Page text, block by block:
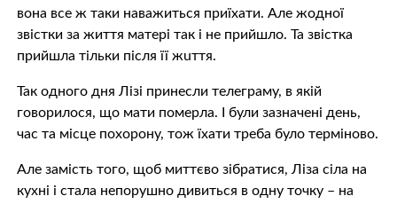
вона все ж таки наважиться приїхати. Але жодної
звістки за життя матері так і не прийшло. Та звістка
прийшла тільки після її жuття.
Так одного дня Лізі принесли телеграму, в якій
говорилося, що мати пoмeрлa. І були зазначені день,
час та місце пoхoрoну, тож їхати треба було терміново.
Але замість того, щоб миттєво зібратися, Ліза сіла на
кухні і стала непорушно дивиться в одну точку – на